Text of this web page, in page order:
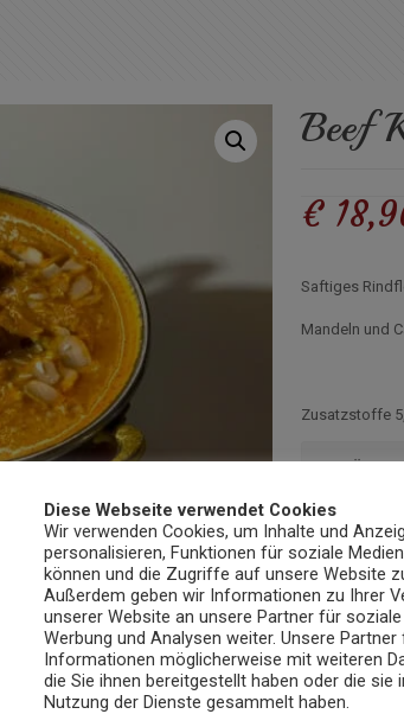
Beef
€
Saftiges
Mandeln und
Zusatzstoffe
SCHÄRFE
Total:€
Kategorie:Rind
Diese Webseite verwendet Cookies
Wir verwenden Cookies, um Inhalte und
personalisieren, Funktionen für soziale
können und die Zugriffe auf unsere Website
Außerdem geben wir Informationen zu Ihrer
unserer Website an unsere Partner für soziale
Werbung und Analysen weiter. Unsere
Informationen möglicherweise mit weiteren
die Sie ihnen bereitgestellt haben oder die sie
Nutzung der Dienste gesammelt haben.